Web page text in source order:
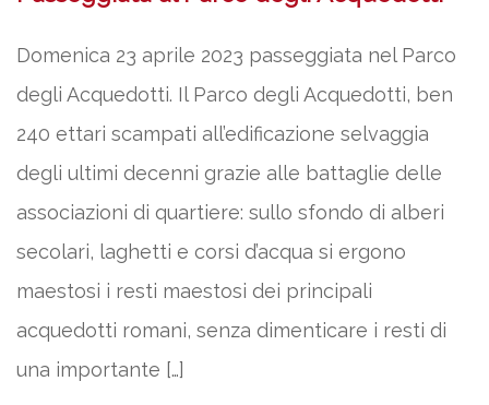
Domenica 23 aprile 2023 passeggiata nel Parco
degli Acquedotti. Il Parco degli Acquedotti, ben
240 ettari scampati all’edificazione selvaggia
degli ultimi decenni grazie alle battaglie delle
associazioni di quartiere: sullo sfondo di alberi
secolari, laghetti e corsi d’acqua si ergono
maestosi i resti maestosi dei principali
acquedotti romani, senza dimenticare i resti di
una importante […]